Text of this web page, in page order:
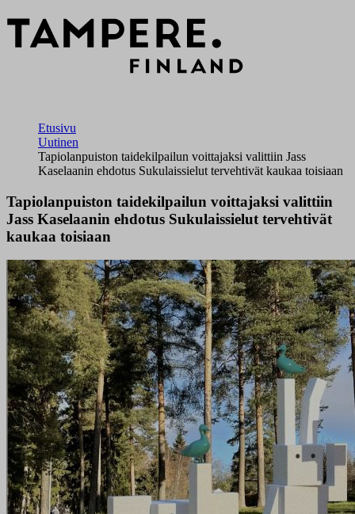
Etusivu
Uutinen
Tapiolanpuiston taidekilpailun voittajaksi valittiin Jass
Kaselaanin ehdotus Sukulaissielut tervehtivät kaukaa toisiaan
Tapiolanpuiston taidekilpailun voittajaksi valittiin
Jass Kaselaanin ehdotus Sukulaissielut tervehtivät
kaukaa toisiaan